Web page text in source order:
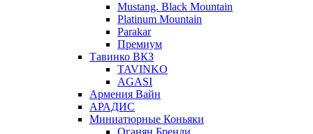
Mustang. Black Mountain
Platinum Mountain
Parakar
Премиум
Тавинко ВКЗ
TAVINKO
AGASI
Армения Вайн
АРАДИС
Миниатюрные Коньяки
Оганян Бренди